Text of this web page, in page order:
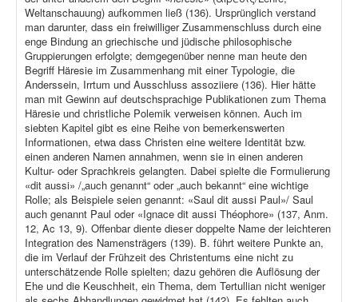
Weltanschauung) aufkommen ließ (136). Ursprünglich verstand
man darunter, dass ein freiwilliger Zusammenschluss durch eine
enge Bindung an griechische und jüdische philosophische
Gruppierungen erfolgte; demgegenüber nenne man heute den
Begriff Häresie im Zusammenhang mit einer Typologie, die
Anderssein, Irrtum und Ausschluss assoziiere (136). Hier hätte
man mit Gewinn auf deutschsprachige Publikationen zum Thema
Häresie und christliche Polemik verweisen können. Auch im
siebten Kapitel gibt es eine Reihe von bemerkenswerten
Informationen, etwa dass Christen eine weitere Identität bzw.
einen anderen Namen annahmen, wenn sie in einen anderen
Kultur- oder Sprachkreis gelangten. Dabei spielte die Formulierung
«dit aussi» /„auch genannt“ oder „auch bekannt“ eine wichtige
Rolle; als Beispiele seien genannt: «Saul dit aussi Paul»/ Saul
auch genannt Paul oder «Ignace dit aussi Théophore» (137, Anm.
12, Ac 13, 9). Offenbar diente dieser doppelte Name der leichteren
Integration des Namensträgers (139). B. führt weitere Punkte an,
die im Verlauf der Frühzeit des Christentums eine nicht zu
unterschätzende Rolle spielten; dazu gehören die Auflösung der
Ehe und die Keuschheit, ein Thema, dem Tertullian nicht weniger